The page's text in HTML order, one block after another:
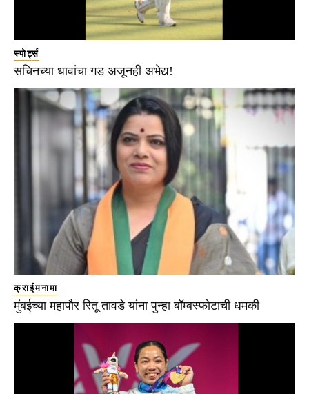
स्पोर्ट्स
सचिनच्या धावांचा गड अजूनही अभेद्य!
क्राईमनामा
मुंबईच्या महापौर रितू तावडे यांना पुन्हा बॉम्बस्फोटाची धमकी